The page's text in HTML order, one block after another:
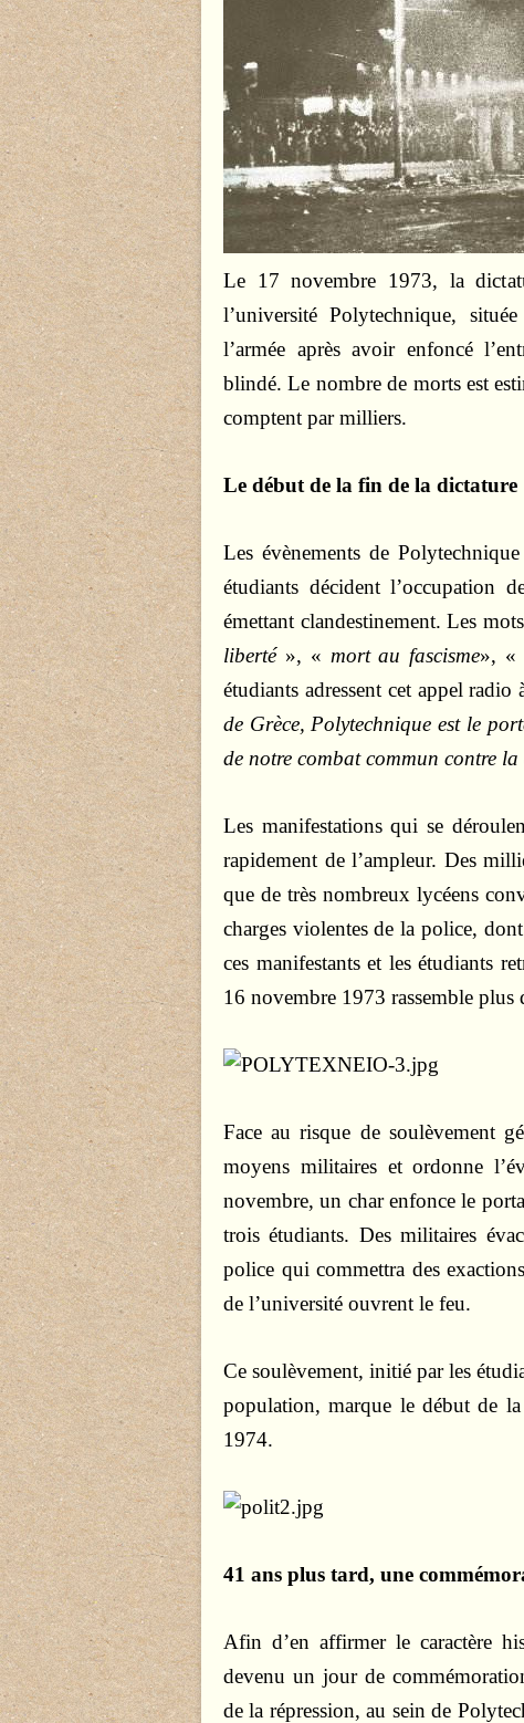
Le 17 novembre 1973, la
l’université Polytechnique,
l’armée après avoir enfoncé
blindé. Le nombre de morts est
comptent par milliers.
Le début de la fin de la dictature
Les évènements de
étudiants décident l’occupation
émettant clandestinement. Les
liberté », « mort au fascisme», «
étudiants adressent cet appel
de Grèce, Polytechnique est le
de notre combat commun contre
Les manifestations qui se
rapidement de l’ampleur. Des
que de très nombreux lycéens
charges violentes de la police,
ces manifestants et les étudiants
16 novembre 1973 rassemble plus
Face au risque de soulèvement
moyens militaires et ordonne
novembre, un char enfonce le
trois étudiants. Des militaires
police qui commettra des
de l’université ouvrent le feu.
Ce soulèvement, initié par les
population, marque le début de
1974.
41 ans plus tard, une
Afin d’en affirmer le caractère
devenu un jour de
de la répression, au sein de